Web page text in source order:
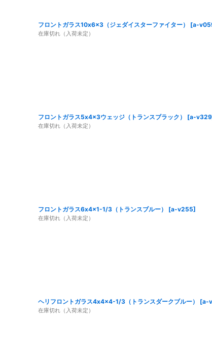
フロントガラス10x6x3（ジェダイスターファイター） [a-
在庫切れ（入荷未定）
フロントガラス5x4x3ウェッジ（トランスブラック） [a-v329
在庫切れ（入荷未定）
フロントガラス6x4x1-1/3（トランスブルー） [a-v255]
在庫切れ（入荷未定）
ヘリフロントガラス4x4x4-1/3（トランスダークブルー） [a-
在庫切れ（入荷未定）